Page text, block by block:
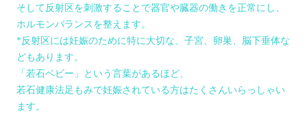
そして反射区を刺激することで器官や臓器の働きを正常にし、
ホルモンバランスを整えます。
*反射区には妊娠のために特に大切な、子宮、卵巣、脳下垂体な
どもあります。
「若石ベビー」という言葉があるほど、
若石健康法足もみで妊娠されている方はたくさんいらっしゃい
ます。